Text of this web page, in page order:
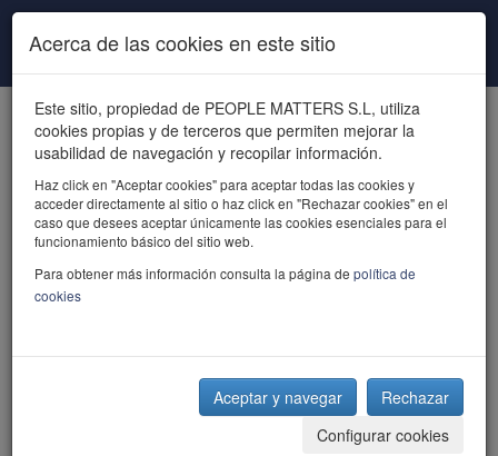
Pasar al contenido principal
powered by talent
Acerca de las cookies en este sitio
Este sitio, propiedad de PEOPLE MATTERS S.L, utiliza
cookies propias y de terceros que permiten mejorar la
usabilidad de navegación y recopilar información.
Haz click en "Aceptar cookies" para aceptar todas las cookies y
acceder directamente al sitio o haz click en "Rechazar cookies" en el
caso que desees aceptar únicamente las cookies esenciales para el
funcionamiento básico del sitio web.
Para obtener más información consulta la página de política de
cookies
Aceptar y navegar
Rechazar
Configurar cookies